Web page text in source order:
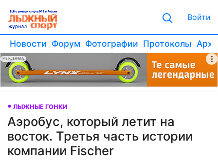
Войти
Новости Форум Фотографии Протоколы
РЕКЛАМА
ЛЫЖНЫЕ ГОНКИ
Аэробус, который летит на
восток. Третья часть истории
компании Fischer